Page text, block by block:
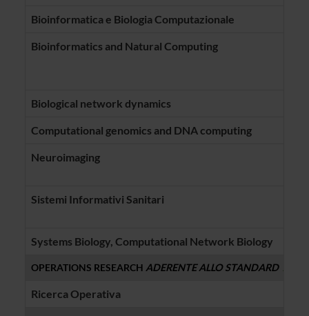
Bioinformatica e Biologia Computazionale
Bioinformatics and Natural Computing
Biological network dynamics
Computational genomics and DNA computing
Neuroimaging
Sistemi Informativi Sanitari
Systems Biology, Computational Network Biology
OPERATIONS RESEARCH ADERENTE ALLO STANDARD
Ricerca Operativa